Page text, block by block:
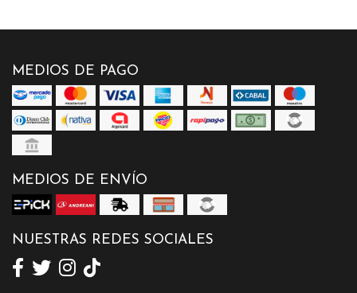
MEDIOS DE PAGO
MEDIOS DE ENVÍO
NUESTRAS REDES SOCIALES